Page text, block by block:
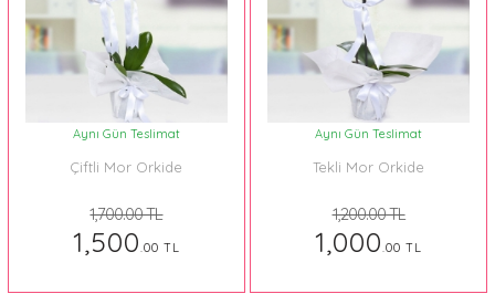
Aynı Gün Teslimat
Çiftli Mor Orkide
1,700.00 TL
1,500.00 TL
Aynı Gün Teslimat
Tekli Mor Orkide
1,200.00 TL
1,000.00 TL